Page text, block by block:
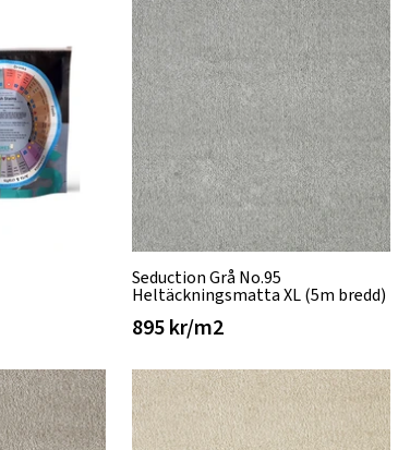
Seduction Grå No.95
Heltäckningsmatta XL (5m bredd)
895 kr/m2